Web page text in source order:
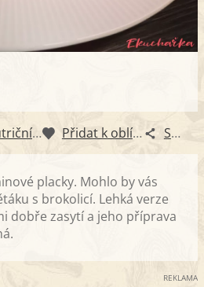
Zapsat do nutričního diáře Přidat k oblíbeným Sdílet
placky. Mohlo by vás
s brokolicí. Lehká verze
dobře zasytí a jeho příprava
REKLAMA